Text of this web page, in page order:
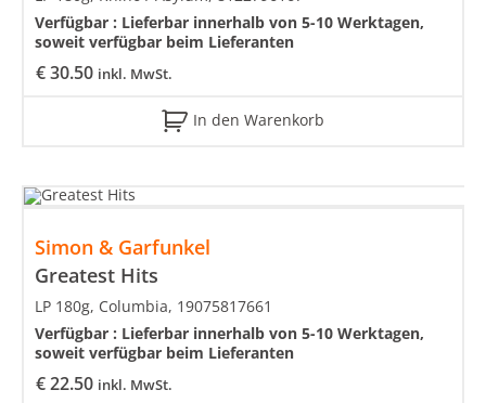
€30.50 inkl. MwSt.
Verfügbar : Lieferbar innerhalb von 5-10 Werktagen,
soweit verfügbar beim Lieferanten
In den Warenkorb
Simon & Garfunkel
Greatest Hits
€22.50 inkl. MwSt.
LP 180g, Columbia, 19075817661
Verfügbar : Lieferbar innerhalb von 5-10 Werktagen,
soweit verfügbar beim Lieferanten